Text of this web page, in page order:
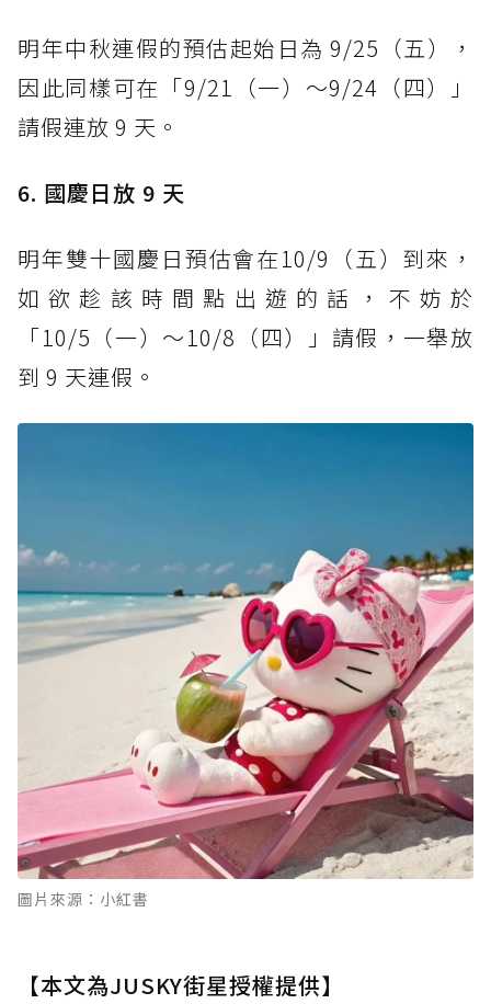
明年中秋連假的預估起始日為 9/25（五），
因此同樣可在「9/21（一）～9/24（四）」
請假連放 9 天。
6. 國慶日放 9 天
明年雙十國慶日預估會在10/9（五）到來，
如欲趁該時間點出遊的話，不妨於
「10/5（一）～10/8（四）」請假，一舉放
到 9 天連假。
圖片來源：小紅書
【本文為JUSKY街星授權提供】